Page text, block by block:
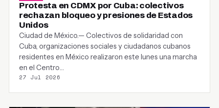
Protesta en CDMX por Cuba: colectivos
rechazan bloqueo y presiones de Estados
Unidos
Ciudad de México.— Colectivos de solidaridad con
Cuba, organizaciones sociales y ciudadanos cubanos
residentes en México realizaron este lunes una marcha
en el Centro…
27 Jul 2026